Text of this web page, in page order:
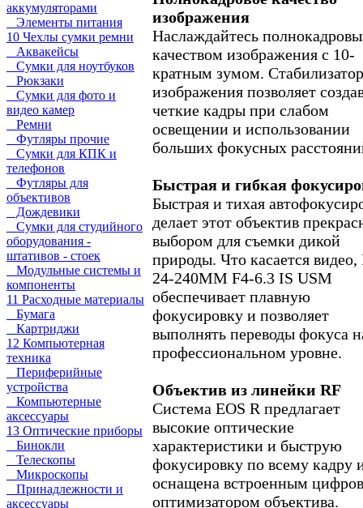
аккумуляторами
Элементы питания
10 Чехлы сумки ремни
Аквакейсы
Сумки для ноутбуков
Рюкзаки
Сумки для фото и
видео камер
Ремни
Футляры прочие
Сумки для КПК и
телефонов
Футляры для
объективов
Дождевики
Сумки для студийного
оборудования -
штативов - стоек
Модульные системы и
компоненты
11 Расходные материалы
Бумага
Картриджи
12 Компьютерная
техника
Периферийные
устройства
Компьютерные
аксессуары
13 Оптические приборы
Бинокли
Телескопы
Микроскопы
Принадлежности и
аксессуары
изображения
Наслаждайтесь
качеством изображения с 10-
кратным зумом. Стабилизатор
изображения позволяет
четкие кадры при слабом
освещении и использовании
больших фокусных
Быстрая и гибкая
Быстрая и тихая
делает этот объектив
выбором для съемки дикой
природы. Что касается видео,
24-240MM F4-6.3 IS USM
обеспечивает плавную
фокусировку и позволяет
выполнять переводы фокуса
профессиональном уровне.
Объектив из линейки RF
Система EOS R предлагает
высокие оптические
характеристики и быструю
фокусировку по всему кадру
оснащена встроенным
оптимизатором объектива.